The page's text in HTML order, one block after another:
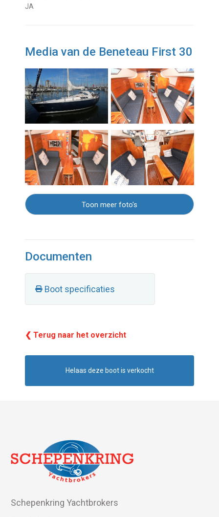
JA
Media van de Beneteau First 30
Toon meer foto's
Documenten
Boot specificaties
❮ Terug naar het overzicht
Helaas deze boot is verkocht
Schepenkring Yachtbrokers